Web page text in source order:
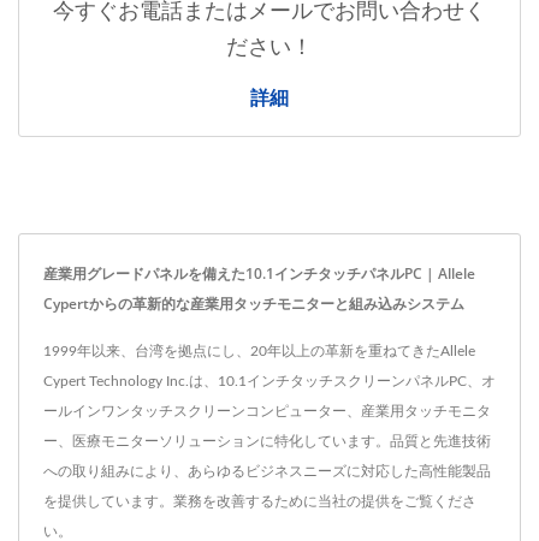
今すぐお電話またはメールでお問い合わせく
ださい！
詳細
産業用グレードパネルを備えた10.1インチタッチパネルPC | Allele
Cypertからの革新的な産業用タッチモニターと組み込みシステム
1999年以来、台湾を拠点にし、20年以上の革新を重ねてきたAllele
Cypert Technology Inc.は、10.1インチタッチスクリーンパネルPC、オ
ールインワンタッチスクリーンコンピューター、産業用タッチモニタ
ー、医療モニターソリューションに特化しています。品質と先進技術
への取り組みにより、あらゆるビジネスニーズに対応した高性能製品
を提供しています。業務を改善するために当社の提供をご覧くださ
い。